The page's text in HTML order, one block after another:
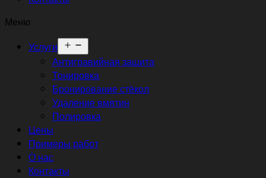
Меню
Услуги
меню
Антигравийная защита
Тонировка
Бронирование стёкол
Удаление вмятин
Полировка
Цены
Примеры работ
О нас
Контакты